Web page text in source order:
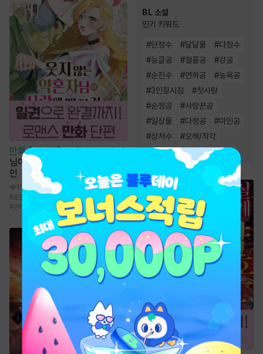
만화 [일권만] 웃지 않는 약혼자
님이 사랑에 빠진 건 변장한 저
인 것 같습니다 [단행본]
1천
#로맨스 직진녀 #짝사랑
#연애/결혼
BL 소설
인기 키워드
#단정수 #달달물 #다정수
#능글공 #절륜공 #강공
#순진수 #연하공 #능욕공
#3인칭시점 #첫사랑
#순정공 #사랑꾼공
#일상물 #다정공 #미인공
#상처수 #오해/착각
집착공 #미인수